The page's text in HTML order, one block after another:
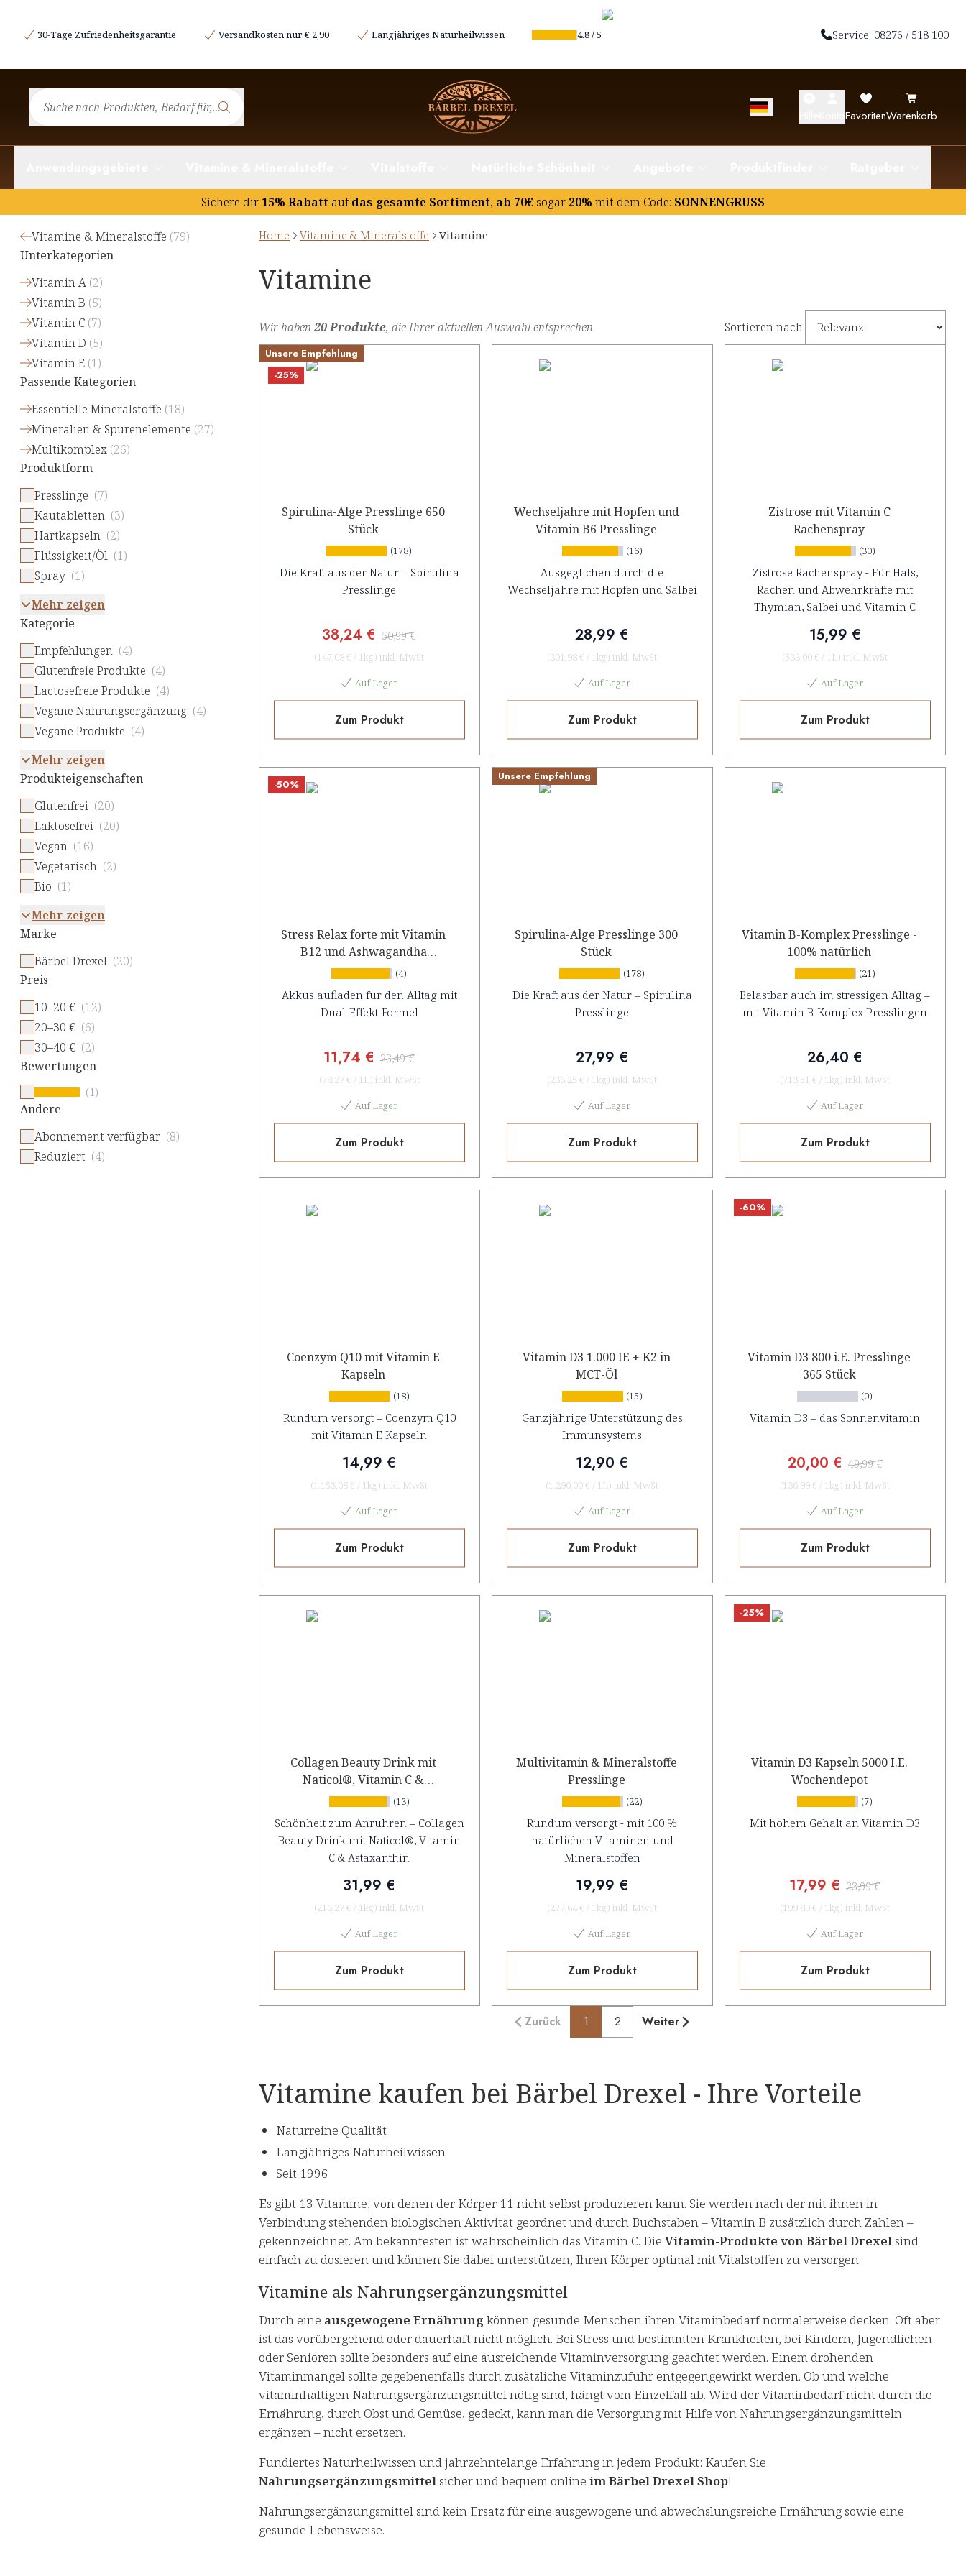
30-Tage Zufriedenheitsgarantie Versandkosten nur € 2,90 Langjähriges Naturheilwissen 4.8/5 Service: 08276 / 518 100
FavoritenWarenkorb
Sichere dir 15% Rabatt aufdas gesamte Sortiment, ab 70€ sogar 20% mit dem Code: SONNENGRUSS
Vitamine & Mineralstoffe (79)
Unterkategorien
Vitamin A (2)
Vitamin B (5)
Vitamin C (7)
Vitamin D (5)
Vitamin E (1)
Passende Kategorien
Essentielle Mineralstoffe (18)
Mineralien & Spurenelemente (27)
Multikomplex (26)
Produktform
Presslinge (7)
Kautabletten (3)
Hartkapseln (2)
Flüssigkeit/Öl (1)
Spray (1)
Mehr zeigen
Kategorie
Empfehlungen (4)
Glutenfreie Produkte (4)
Lactosefreie Produkte (4)
Vegane Nahrungsergänzung (4)
Vegane Produkte (4)
Mehr zeigen
Produkteigenschaften
Glutenfrei (20)
Laktosefrei (20)
Vegan (16)
Vegetarisch (2)
Bio (1)
Mehr zeigen
Marke
Bärbel Drexel (20)
Preis
10–20 € (12)
20–30 € (6)
30–40 € (2)
Bewertungen
(1)
Andere
Abonnement verfügbar (8)
Reduziert (4)
Home Vitamine & Mineralstoffe Vitamine
Vitamine
Wir haben20 Produkte, die Ihrer aktuellen Auswahl entsprechen Sortieren nach:
Unsere Empfehlung
-25%
Spirulina-Alge Presslinge 650
Stück
(178)
Die Kraft aus der Natur – Spirulina
Presslinge
38,24 € 50,99 €
(147,08 € / 1kg) inkl. MwSt
Auf Lager
Zum Produkt
Wechseljahre mit Hopfen und
Vitamin B6 Presslinge
(16)
Ausgeglichen durch die
Wechseljahre mit Hopfen und Salbei
28,99 €
(301,98 € / 1kg) inkl. MwSt
Auf Lager
Zum Produkt
Zistrose mit Vitamin C
Rachenspray
(30)
Zistrose Rachenspray - Für Hals,
Rachen und Abwehrkräfte mit
Thymian, Salbei und Vitamin C
15,99 €
(533,00 € / 1L) inkl. MwSt
Auf Lager
Zum Produkt
-50%
Stress Relax forte mit Vitamin
B12 und Ashwagandha
Konzentrat (4)
Akkus aufladen für den Alltag mit
Dual-Effekt-Formel
11,74 € 23,49 €
(78,27 € / 1L) inkl. MwSt
Auf Lager
Zum Produkt
Unsere Empfehlung
Spirulina-Alge Presslinge 300
Stück
(178)
Die Kraft aus der Natur – Spirulina
Presslinge
27,99 €
(233,25 € / 1kg) inkl. MwSt
Auf Lager
Zum Produkt
Vitamin B-Komplex Presslinge -
100% natürlich
(21)
Belastbar auch im stressigen Alltag –
mit Vitamin B-Komplex Presslingen
26,40 €
(713,51 € / 1kg) inkl. MwSt
Auf Lager
Zum Produkt
Coenzym Q10 mit Vitamin E
Kapseln
(18)
Rundum versorgt – Coenzym Q10
mit Vitamin E Kapseln
14,99 €
(1.153,08 € / 1kg) inkl. MwSt
Auf Lager
Zum Produkt
Vitamin D3 1.000 IE + K2 in
MCT-Öl
(15)
Ganzjährige Unterstützung des
Immunsystems
12,90 €
(1.290,00 € / 1L) inkl. MwSt
Auf Lager
Zum Produkt
-60%
Vitamin D3 800 i.E. Presslinge
365 Stück
(0)
Vitamin D3 – das Sonnenvitamin
20,00 € 49,99 €
(136,99 € / 1kg) inkl. MwSt
Auf Lager
Zum Produkt
Collagen Beauty Drink mit
Naticol®, Vitamin C &
Astaxanthin(13)
Schönheit zum Anrühren – Collagen
Beauty Drink mit Naticol®, Vitamin
C & Astaxanthin
31,99 €
(213,27 € / 1kg) inkl. MwSt
Auf Lager
Zum Produkt
Multivitamin & Mineralstoffe
Presslinge
(22)
Rundum versorgt - mit 100 %
natürlichen Vitaminen und
Mineralstoffen
19,99 €
(277,64 € / 1kg) inkl. MwSt
Auf Lager
Zum Produkt
-25%
Vitamin D3 Kapseln 5000 I.E.
Wochendepot
(7)
Mit hohem Gehalt an Vitamin D3
17,99 € 23,99 €
(199,89 € / 1kg) inkl. MwSt
Auf Lager
Zum Produkt
Zurück 1 2 Weiter
Vitamine kaufen bei Bärbel Drexel - Ihre Vorteile
Naturreine Qualität
Langjähriges Naturheilwissen
Seit 1996
Es gibt 13 Vitamine, von denen der Körper 11 nicht selbst produzieren kann. Sie werden nach der mit ihnen in
Verbindung stehenden biologischen Aktivität geordnet und durch Buchstaben – Vitamin B zusätzlich durch Zahlen –
gekennzeichnet. Am bekanntesten ist wahrscheinlich das Vitamin C. Die Vitamin-Produkte von Bärbel Drexelsind
einfach zu dosieren und können Sie dabei unterstützen, Ihren Körper optimal mit Vitalstoffen zu versorgen.
Vitamine als Nahrungsergänzungsmittel
Durch eine ausgewogene Ernährung können gesunde Menschen ihren Vitaminbedarf normalerweise decken. Oft aber
ist das vorübergehend oder dauerhaft nicht möglich. Bei Stress und bestimmten Krankheiten, bei Kindern, Jugendlichen
oder Senioren sollte besonders auf eine ausreichende Vitaminversorgung geachtet werden. Einem drohenden
Vitaminmangel sollte gegebenenfalls durch zusätzliche Vitaminzufuhr entgegengewirkt werden. Ob und welche
vitaminhaltigen Nahrungsergänzungsmittel nötig sind, hängt vom Einzelfall ab. Wird der Vitaminbedarf nicht durch die
Ernährung, durch Obst und Gemüse, gedeckt, kann man die Versorgung mit Hilfe von Nahrungsergänzungsmitteln
ergänzen – nicht ersetzen.
Fundiertes Naturheilwissen und jahrzehntelange Erfahrung in jedem Produkt: Kaufen Sie
Nahrungsergänzungsmittel sicher und bequem online im Bärbel Drexel Shop!
Nahrungsergänzungsmittel sind kein Ersatz für eine ausgewogene und abwechslungsreiche Ernährung sowie eine
gesunde Lebensweise.